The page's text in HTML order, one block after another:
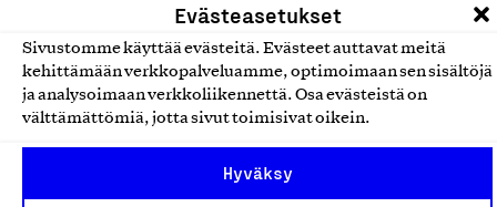
Evästeasetukset
Sivustomme käyttää evästeitä. Evästeet auttavat meitä
kehittämään verkkopalveluamme, optimoimaan sen sisältöjä
ja analysoimaan verkkoliikennettä. Osa evästeistä on
välttämättömiä, jotta sivut toimisivat oikein.
Hyväksy
Avainlippu